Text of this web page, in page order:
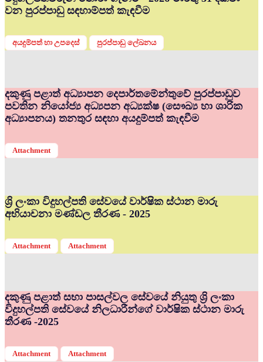
වන පුරප්පාඩු සඳහාම්පත් කැඳවීම
අයදුම්පත් හා උපදෙස් පුරප්පාඩු ලේඛනය
දකුණු පළාත් අධ්‍යාපන දෙපාර්තමේන්තුවේ පුරප්පාඩුව
පවතින නියෝජ්‍ය අධ්‍යපන අධ්‍යක්ෂ (සෞඛ්‍ය හා ශාරික
අධ්‍යාපනය) තනතුර සඳහා අයදුම්පත් කැඳවීම
Attachment
ශ්‍රි ලංකා විදුහල්පති සේවයේ වාර්ෂික ස්ථාන මාරු
අභියාචනා මණ්ඩල තීරණ - 2025
Attachment Attachment
දකුණු පළාත් සභා පාසල්වල සේවයේ නියුතු ශ්‍රි ලංකා
විදුහල්පති සේවයේ නිලධාරීන්ගේ වාර්ෂික ස්ථාන මාරු
තීරණ -2025
Attachment Attachment